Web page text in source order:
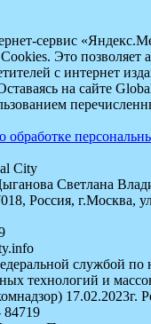
сервис
Это позволяет
с интернет
на сайте
обработке
City
Светлана
Россия, г.Москва,
службой по
технологий и
17.02.2023г.